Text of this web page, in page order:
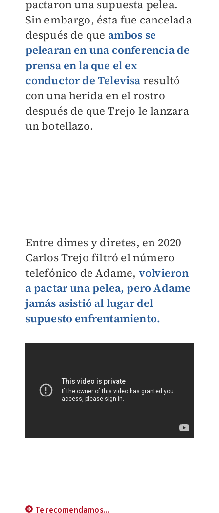
pactaron una supuesta pelea.
Sin embargo, ésta fue cancelada
después de que ambos se
pelearan en una conferencia de
prensa en la que el ex
conductor de Televisa resultó
con una herida en el rostro
después de que Trejo le lanzara
un botellazo.
Entre dimes y diretes, en 2020
Carlos Trejo filtró el número
telefónico de Adame, volvieron
a pactar una pelea, pero Adame
jamás asistió al lugar del
supuesto enfrentamiento.
Te recomendamos...